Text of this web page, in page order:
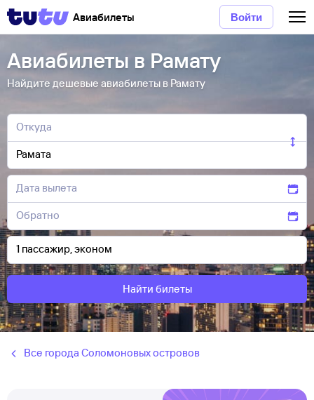
Авиабилеты Войти
Авиабилеты в Рамату
Найдите дешевые авиабилеты в Рамату
Найти билеты
Все города Соломоновых островов